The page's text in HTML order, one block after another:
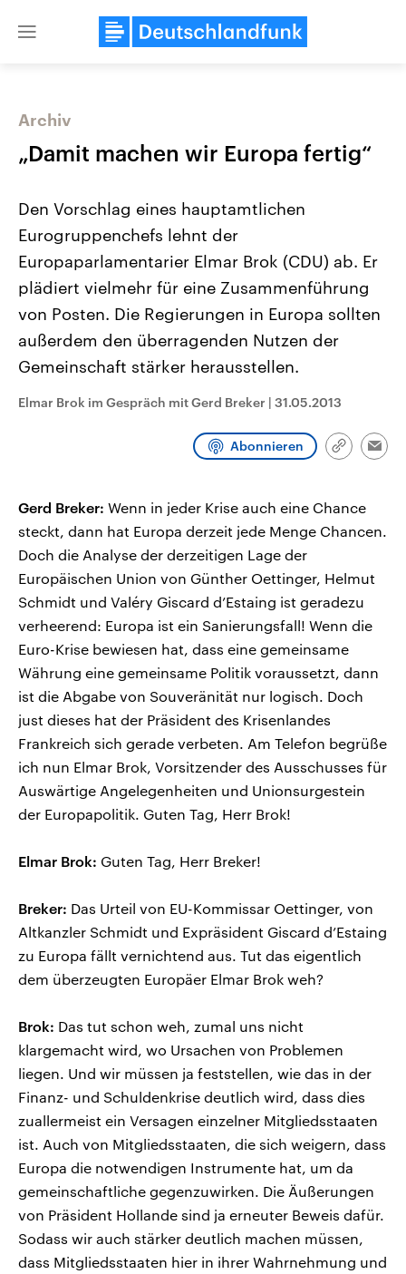
Close
Landtagswahl Sachsen-Anhalt
2026
Alle Informationen
Sachsen-Anhalt wählt am 6.
September 2026 einen neuen
Bundesland von einer Koalition aus
Wahlprogramme, aktuelle Berichte
und Hintergründe zu den Parteien
USA
Aktuelle Beiträge,
Hintergründe
Wirtschaftlich und
gehören die Vereinigten
mit großem Einfluss auf
Programm Podcasts
Audio-Archiv
Archiv
„Damit machen wir Europa fertig“
Den Vorschlag eines hauptamtlichen
Eurogruppenchefs lehnt der
Europaparlamentarier Elmar Brok (CDU) ab. Er
plädiert vielmehr für eine Zusammenführung
von Posten. Die Regierungen in Europa sollten
außerdem den überragenden Nutzen der
Gemeinschaft stärker herausstellen.
Elmar Brok im Gespräch mit Gerd Breker | 31.05.2013
Abonnieren
Link
Gerd Breker: Wenn in jeder Krise auch eine Chance
steckt, dann hat Europa derzeit jede Menge Chancen.
Doch die Analyse der derzeitigen Lage der
Europäischen Union von Günther Oettinger, Helmut
Schmidt und Valéry Giscard d’Estaing ist geradezu
verheerend: Europa ist ein Sanierungsfall! Wenn die
Euro-Krise bewiesen hat, dass eine gemeinsame
Währung eine gemeinsame Politik voraussetzt, dann
ist die Abgabe von Souveränität nur logisch. Doch
just dieses hat der Präsident des Krisenlandes
Frankreich sich gerade verbeten. Am Telefon begrüße
ich nun Elmar Brok, Vorsitzender des Ausschusses für
Auswärtige Angelegenheiten und Unionsurgestein
der Europapolitik. Guten Tag, Herr Brok!
Elmar Brok: Guten Tag, Herr Breker!
Breker: Das Urteil von EU-Kommissar Oettinger, von
Altkanzler Schmidt und Expräsident Giscard d’Estaing
zu Europa fällt vernichtend aus. Tut das eigentlich
dem überzeugten Europäer Elmar Brok weh?
Brok: Das tut schon weh, zumal uns nicht
klargemacht wird, wo Ursachen von Problemen
liegen. Und wir müssen ja feststellen, wie das in der
Finanz- und Schuldenkrise deutlich wird, dass dies
zuallermeist ein Versagen einzelner Mitgliedsstaaten
ist. Auch von Mitgliedsstaaten, die sich weigern, dass
Europa die notwendigen Instrumente hat, um da
gemeinschaftliche gegenzuwirken. Die Äußerungen
von Präsident Hollande sind ja erneuter Beweis dafür.
Sodass wir auch stärker deutlich machen müssen,
dass Mitgliedsstaaten hier in ihrer Wahrnehmung und